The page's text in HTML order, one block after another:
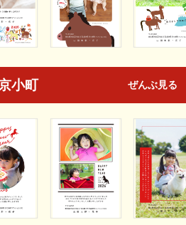
小町 ぜんぶ見る